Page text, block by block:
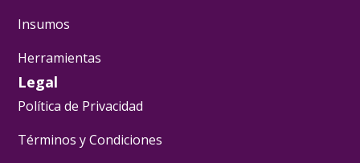
Insumos
Herramientas
Legal
Política de Privacidad
Términos y Condiciones